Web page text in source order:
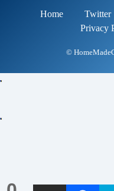
Home Twitter
Privacy
©